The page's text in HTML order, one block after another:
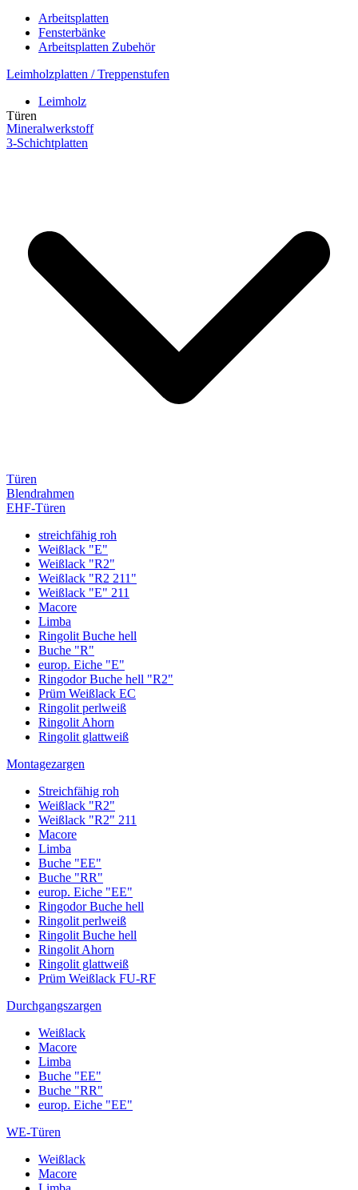
Arbeitsplatten
Fensterbänke
Arbeitsplatten Zubehör
Leimholzplatten / Treppenstufen
Leimholz
Mineralwerkstoff
3-Schichtplatten
Türen
Türen
Blendrahmen
EHF-Türen
streichfähig roh
Weißlack "E"
Weißlack "R2"
Weißlack "R2 211"
Weißlack "E" 211
Macore
Limba
Ringolit Buche hell
Buche "R"
europ. Eiche "E"
Ringodor Buche hell "R2"
Prüm Weißlack EC
Ringolit perlweiß
Ringolit Ahorn
Ringolit glattweiß
Montagezargen
Streichfähig roh
Weißlack "R2"
Weißlack "R2" 211
Macore
Limba
Buche "EE"
Buche "RR"
europ. Eiche "EE"
Ringodor Buche hell
Ringolit perlweiß
Ringolit Buche hell
Ringolit Ahorn
Ringolit glattweiß
Prüm Weißlack FU-RF
Durchgangszargen
Weißlack
Macore
Limba
Buche "EE"
Buche "RR"
europ. Eiche "EE"
WE-Türen
Weißlack
Macore